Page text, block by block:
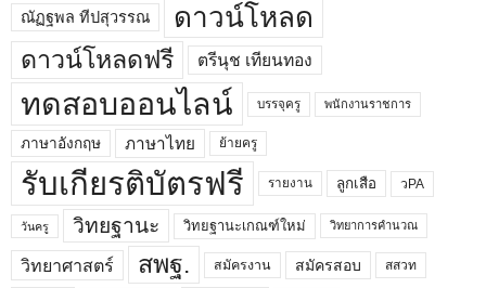
ณัฏฐพล ทีปสุวรรณ ดาวน์โหลด
ดาวน์โหลดฟรี ตรีนุช เทียนทอง
ทดสอบออนไลน์ บรรจุครู พนักงานราชการ
ภาษาอังกฤษ ภาษาไทย ย้ายครู
รับเกียรติบัตรฟรี รายงาน ลูกเสือ วPA
วันครู วิทยฐานะ วิทยฐานะเกณฑ์ใหม่ วิทยาการคำนวณ
วิทยาศาสตร์ สพฐ. สมัครงาน สมัครสอบ สสวท